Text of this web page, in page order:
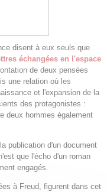
disent à eux seuls que
échangées en l'espace
de deux pensées
une relation où les
et l'expansion de la
des protagonistes :
deux hommes également
publication d'un document
que l'écho d'un roman
engagés.
à Freud, figurent dans cet